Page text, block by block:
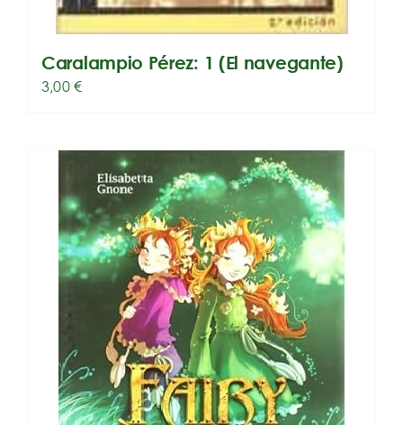
Caralampio Pérez: 1 (El navegante)
3,00€